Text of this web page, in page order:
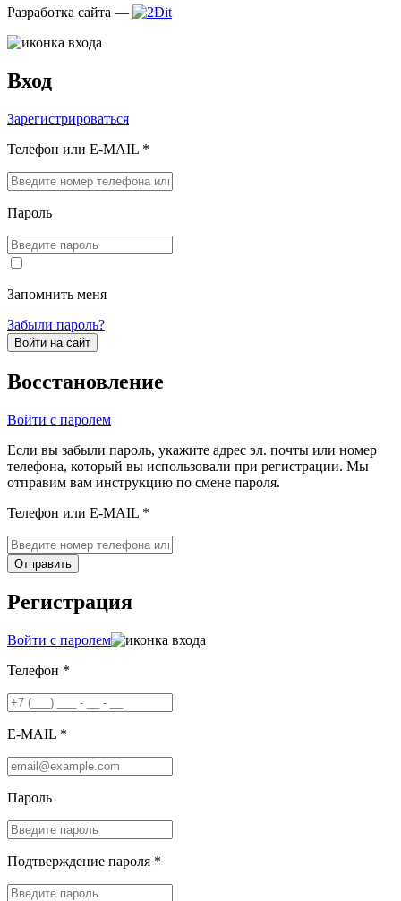
Разработка сайта —
Вход
Зарегистрироваться
Телефон или E-MAIL *
Пароль
Запомнить меня
Забыли пароль?
Войти на сайт
Восстановление
Войти с паролем
Если вы забыли пароль, укажите адрес эл. почты или номер
телефона, который вы использовали при регистрации. Мы
отправим вам инструкцию по смене пароля.
Телефон или E-MAIL *
Отправить
Регистрация
Войти с паролем
Телефон *
E-MAIL *
Пароль
Подтверждение пароля *